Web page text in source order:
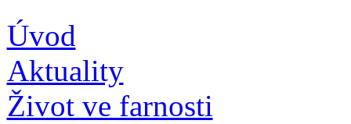
Úvod
Aktuality
Život ve farnosti